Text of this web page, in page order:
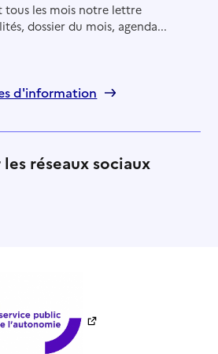
tous les mois notre lettre
dossier du mois, agenda...
d'information
réseaux sociaux